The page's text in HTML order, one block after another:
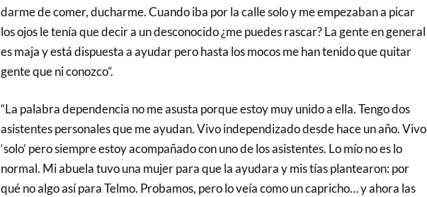
darme de comer, ducharme. Cuando iba por la calle solo y me empezaban a picar
los ojos le tenía que decir a un desconocido ¿me puedes rascar? La gente en general
es maja y está dispuesta a ayudar pero hasta los mocos me han tenido que quitar
gente que ni conozco”.
“La palabra dependencia no me asusta porque estoy muy unido a ella. Tengo dos
asistentes personales que me ayudan. Vivo independizado desde hace un año. Vivo
‘solo’ pero siempre estoy acompañado con uno de los asistentes. Lo mío no es lo
normal. Mi abuela tuvo una mujer para que la ayudara y mis tías plantearon: por
qué no algo así para Telmo. Probamos, pero lo veía como un capricho… y ahora las